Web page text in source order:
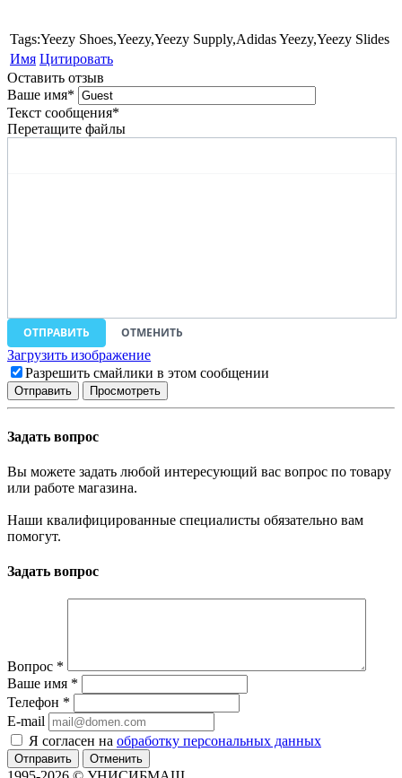
Tags:Yeezy Shoes,Yeezy,Yeezy Supply,Adidas Yeezy,Yeezy Slides
Имя Цитировать
Оставить отзыв
Ваше имя*
Текст сообщения*
Перетащите файлы
ОТПРАВИТЬ
ОТМЕНИТЬ
Загрузить изображение
Разрешить смайлики в этом сообщении
Задать вопрос
Вы можете задать любой интересующий вас вопрос по товару
или работе магазина.
Наши квалифицированные специалисты обязательно вам
помогут.
Задать вопрос
Вопрос *
Ваше имя *
Телефон *
E-mail
Я согласен на обработку персональных данных
Отменить